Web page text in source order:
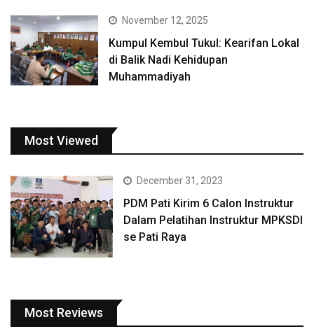
November 12, 2025
Kumpul Kembul Tukul: Kearifan Lokal
di Balik Nadi Kehidupan
Muhammadiyah
Most Viewed
December 31, 2023
PDM Pati Kirim 6 Calon Instruktur
Dalam Pelatihan Instruktur MPKSDI
se Pati Raya
Most Reviews